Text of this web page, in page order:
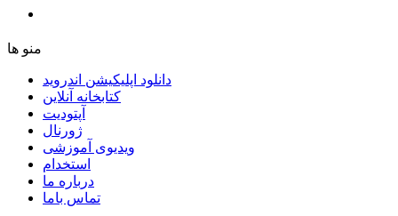
ﻣﻨﻮ ﻫﺎ
دانلود اپلیکیشن اندروید
ﮐﺘﺎﺑﺨﺎﻧﻪ ﺁﻧﻼﯾﻦ
ﺁﭘﺘﻮﺩﯾﺖ
ﮊﻭﺭﻧﺎﻝ
ویدیوی آموزشی
استخدام
درباره ما
ﺗﻤﺎﺱ ﺑﺎﻣﺎ